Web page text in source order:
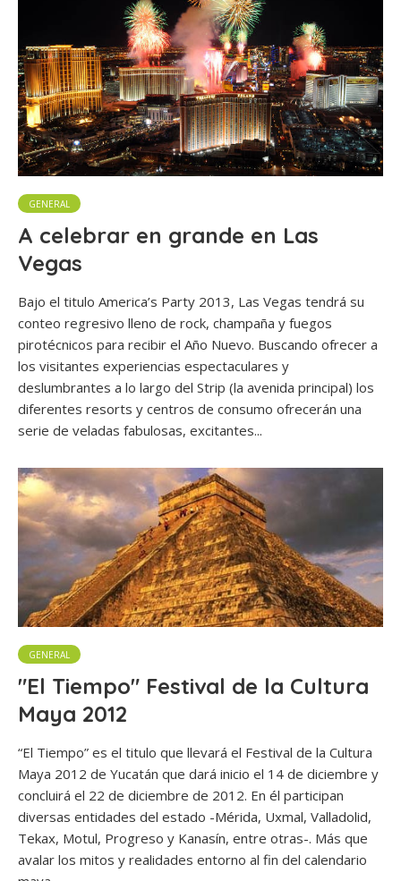
GENERAL
A celebrar en grande en Las
Vegas
Bajo el titulo America’s Party 2013, Las Vegas tendrá su
conteo regresivo lleno de rock, champaña y fuegos
pirotécnicos para recibir el Año Nuevo. Buscando ofrecer a
los visitantes experiencias espectaculares y
deslumbrantes a lo largo del Strip (la avenida principal) los
diferentes resorts y centros de consumo ofrecerán una
serie de veladas fabulosas, excitantes...
GENERAL
"El Tiempo" Festival de la Cultura
Maya 2012
“El Tiempo” es el titulo que llevará el Festival de la Cultura
Maya 2012 de Yucatán que dará inicio el 14 de diciembre y
concluirá el 22 de diciembre de 2012. En él participan
diversas entidades del estado -Mérida, Uxmal, Valladolid,
Tekax, Motul, Progreso y Kanasín, entre otras-. Más que
avalar los mitos y realidades entorno al fin del calendario